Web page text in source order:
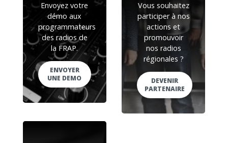
Envoyez votre
démo aux
programmateurs
des radios de
la FRAP.
ENVOYER
UNE DEMO
Vous souhaitez
participer à nos
actions et
promouvoir
nos radios
régionales ?
DEVENIR
PARTENAIRE